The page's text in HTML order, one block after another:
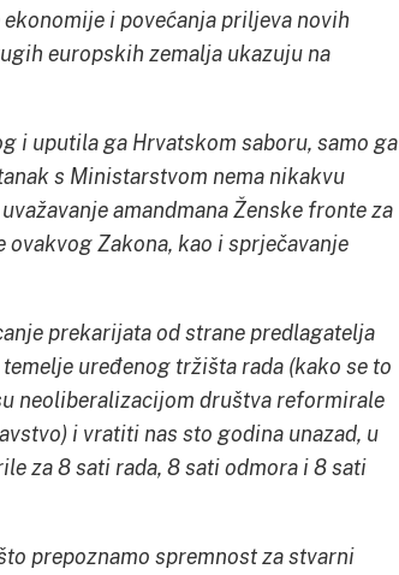
i povećanja priljeva novih
europskih zemalja ukazuju na
i uputila ga Hrvatskom saboru, samo ga
s Ministarstvom nema nikakvu
amandmana Ženske fronte za
Zakona, kao i sprječavanje
prekarijata od strane predlagatelja
uređenog tržišta rada (kako se to
neoliberalizacijom društva reformirale
i vratiti nas sto godina unazad, u
za 8 sati rada, 8 sati odmora i 8 sati
prepoznamo spremnost za stvarni